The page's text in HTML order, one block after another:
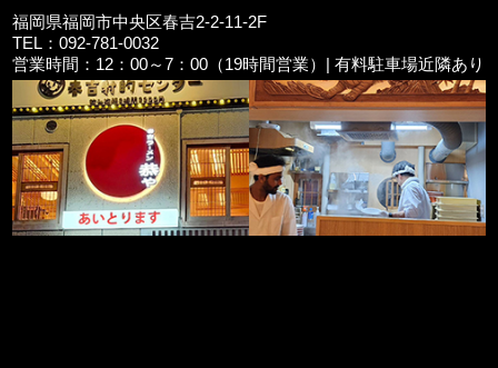
福岡県福岡市中央区春吉2-2-11-2F
TEL：092-781-0032
営業時間：12：00～7：00（19時間営業）| 有料駐車場近隣あり